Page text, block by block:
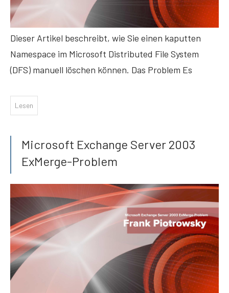
Dieser Artikel beschreibt, wie Sie einen kaputten
Namespace im Microsoft Distributed File System
(DFS) manuell löschen können. Das Problem Es
Lesen
Microsoft Exchange Server 2003
ExMerge-Problem